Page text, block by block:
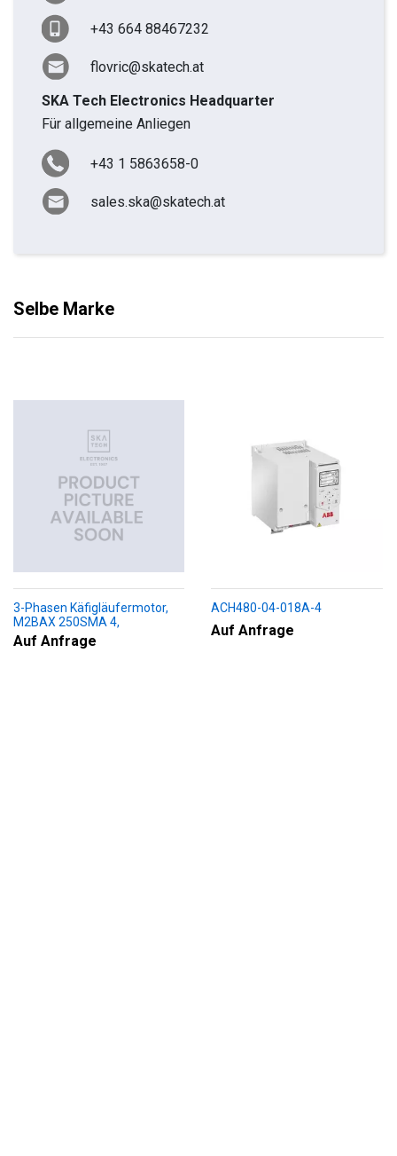
+43 664 88467232
flovric@skatech.at
SKA Tech Electronics Headquarter
Für allgemeine Anliegen
+43 1 5863658-0
sales.ska@skatech.at
Selbe Marke
3-Phasen Käfigläufermotor,
M2BAX 250SMA 4,
+188+230+451+009
Auf Anfrage
ACH480-04-018A-4
Auf Anfrage